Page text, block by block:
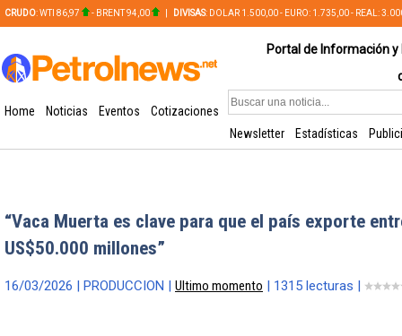
CRUDO: WTI 86,97 - BRENT 94,00 DIVISAS: DOLAR 1.500,00 - EURO: 1.735,00 - REAL:
Portal de Información
Home Noticias Eventos
Cotizaciones
Newsletter
Estadísticas
“Vaca Muerta es clave para que el país exporte
US$50.000 millones”
16/03/2026 | PRODUCCION | Ultimo momento | 1315 lecturas |